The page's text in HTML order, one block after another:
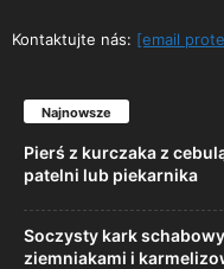
Kontaktujte nás: [email
Najnowsze
Pierś z kurczaka z
patelni lub piekarnika
Soczysty kark
ziemniakami i